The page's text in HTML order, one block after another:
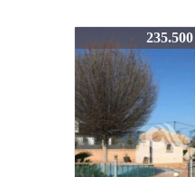
754-CA642L